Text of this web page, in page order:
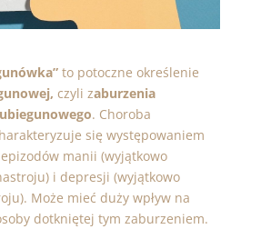
to potoczne określenie
czyli zaburzenia
. Choroba
się występowaniem
manii (wyjątkowo
i depresji (wyjątkowo
Może mieć duży wpływ na
dotkniętej tym zaburzeniem.